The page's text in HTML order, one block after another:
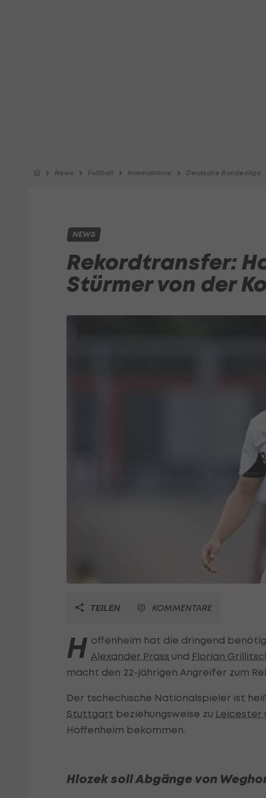
News Fußball International Deutsche Bundesliga
NEWS
Rekordtransfer:
Stürmer von der
TEILEN KOMMENTARE
H offenheim hat die dringend
Alexander Prass und Florian
macht den 22-jährigen Angreifer zum
Der tschechische Nationalspieler ist
Stuttgart beziehungsweise zu Leicester
Hoffenheim bekommen.
Hlozek soll Abgänge von